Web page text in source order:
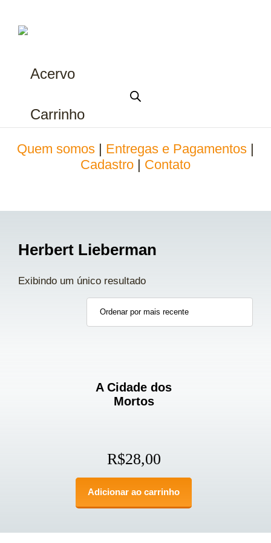
Acervo
Carrinho
Quem somos Entregas e Pagamentos
Cadastro
Contato
Herbert Lieberman
Exibindo um único resultado
A Cidade dos
Mortos
R$28,00
Adicionar ao carrinho